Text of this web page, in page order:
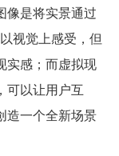
像是将实景通过
视觉上感受，但
实感；而虚拟现
可以让用户互
造一个全新场景